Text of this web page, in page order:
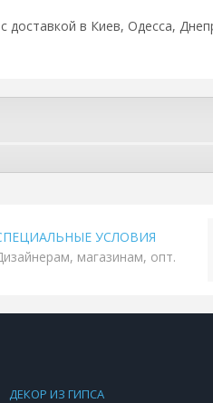
доставкой в Киев, Одесса,
УСЛОВИЯ
магазинам, опт.
ДЕКОР ИЗ ГИПСА